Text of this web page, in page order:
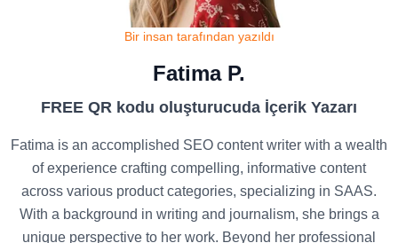
Bir insan tarafından yazıldı
Fatima P.
FREE QR kodu oluşturucuda İçerik Yazarı
Fatima is an accomplished SEO content writer with a wealth
of experience crafting compelling, informative content
across various product categories, specializing in SAAS.
With a background in writing and journalism, she brings a
unique perspective to her work. Beyond her professional